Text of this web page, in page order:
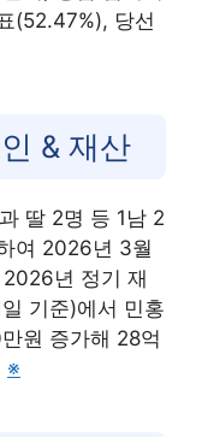
(52.47%), 당선
& 재산
딸 2명 등 1남 2
여 2026년 3월
년 정기 재
기준)에서 민홍
원 증가해 28억
※